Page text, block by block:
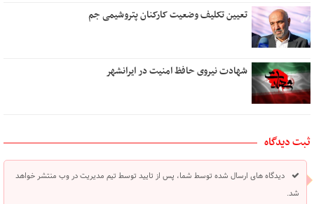
تعیین تکلیف وضعیت کارکنان پتروشیمی جم
شهادت نیروی حافظ امنیت در ایرانشهر
ثبت دیدگاه
دیدگاه های ارسال شده توسط شما، پس از تایید توسط تیم مدیریت در وب منتشر خواهد
شد.